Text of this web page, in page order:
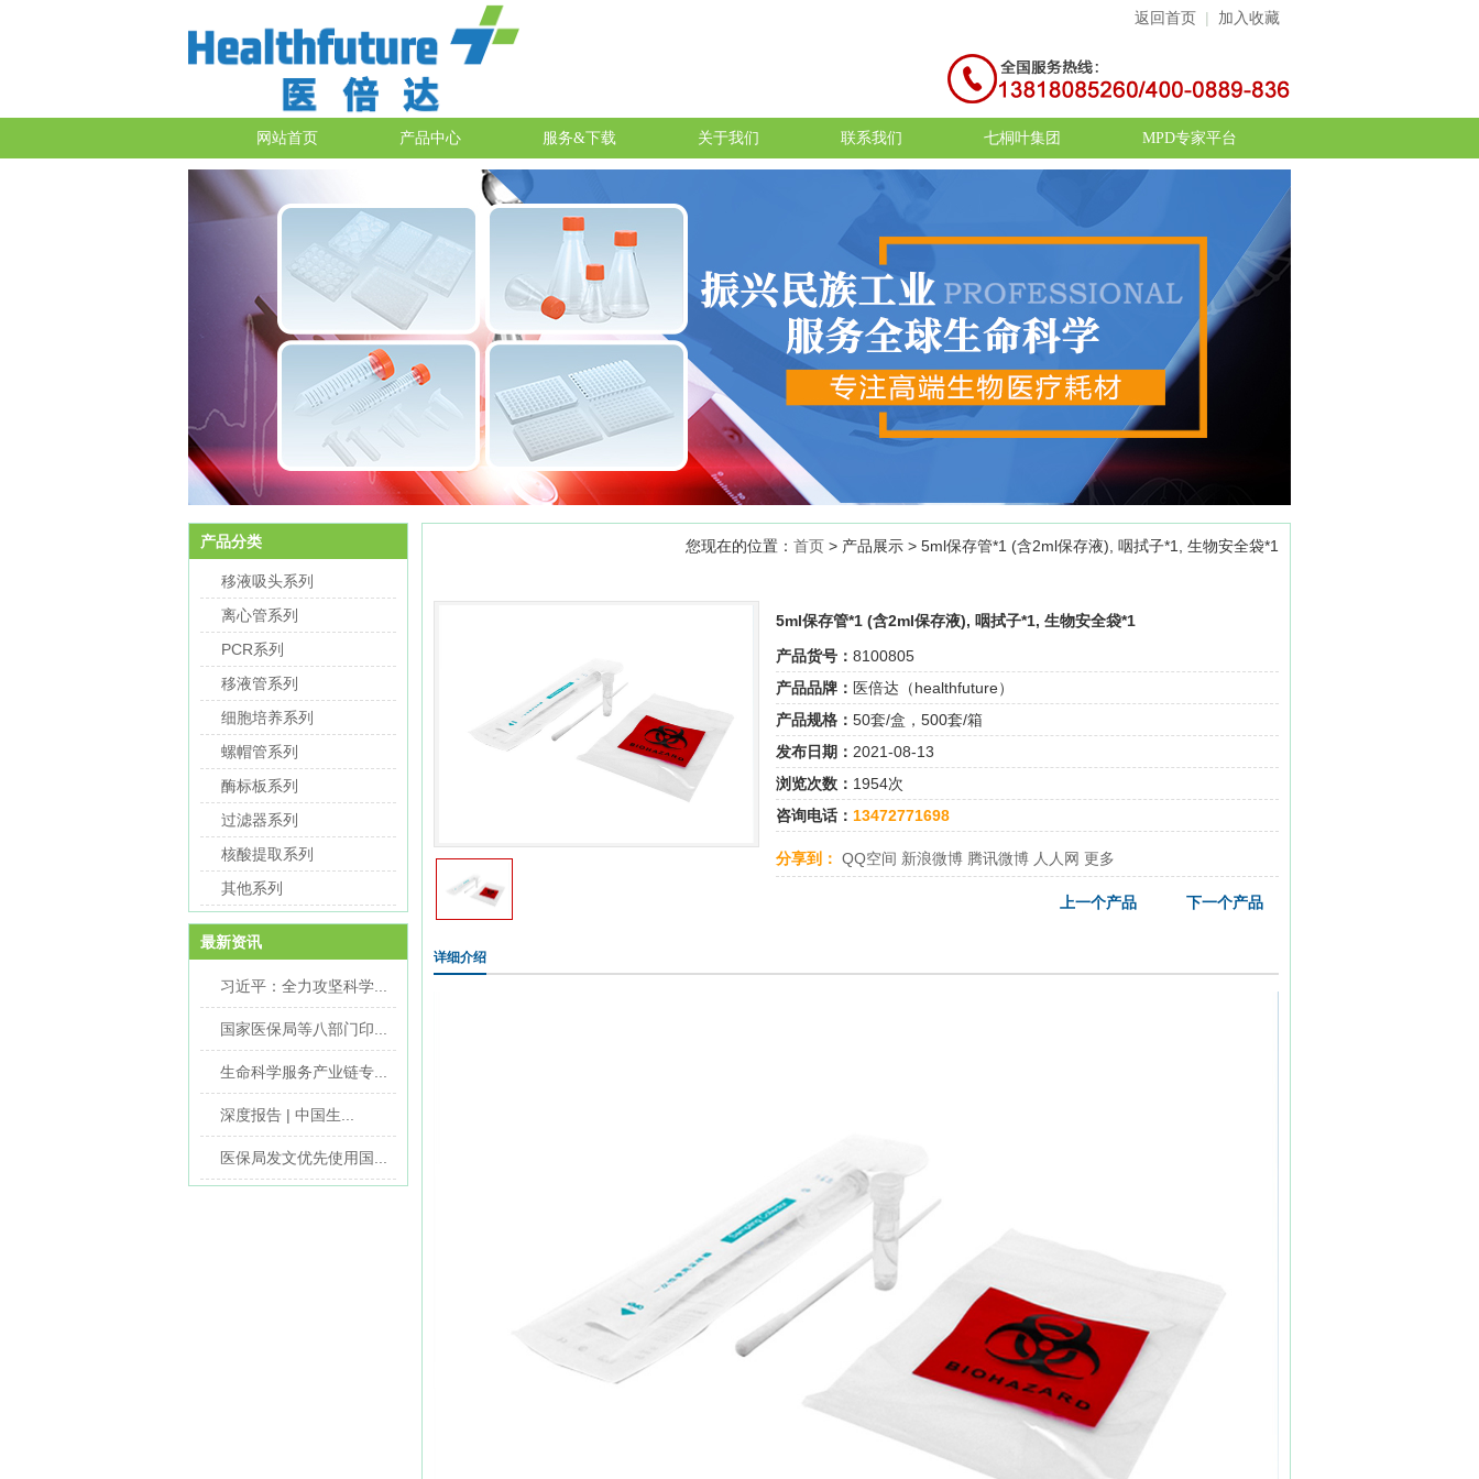
返回首页 | 加入收藏
网站首页 产品中心 服务&下载 关于我们 联系我们 七桐叶集团 MPD专家平台
产品分类
移液吸头系列
离心管系列
PCR系列
移液管系列
细胞培养系列
螺帽管系列
酶标板系列
过滤器系列
核酸提取系列
其他系列
最新资讯
习近平：全力攻坚科学...
国家医保局等八部门印...
生命科学服务产业链专...
深度报告 | 中国生...
医保局发文优先使用国...
您现在的位置： 首页 > 产品展示 > 5ml保存管*1 (含2ml保存液), 咽拭子*1, 生物安全袋*1
5ml保存管*1 (含2ml保存液), 咽拭子*1, 生物安全袋*1
产品货号： 8100805
产品品牌： 医倍达（healthfuture）
产品规格： 50套/盒，500套/箱
发布日期： 2021-08-13
浏览次数： 1954次
咨询电话： 13472771698
分享到： QQ空间 新浪微博 腾讯微博 人人网 更多
下一个产品
上一个产品
详细介绍